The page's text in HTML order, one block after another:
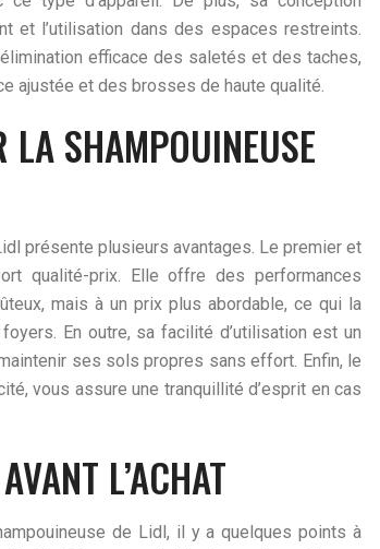
et l’utilisation dans des espaces restreints.
efficace des saletés et des taches,
ajustée et des brosses de haute qualité.
LA SHAMPOUINEUSE
présente plusieurs avantages. Le premier et
qualité-prix. Elle offre des performances
mais à un prix plus abordable, ce qui la
En outre, sa facilité d’utilisation est un
ses sols propres sans effort. Enfin, le
vous assure une tranquillité d’esprit en cas
L’ACHAT
de Lidl, il y a quelques points à